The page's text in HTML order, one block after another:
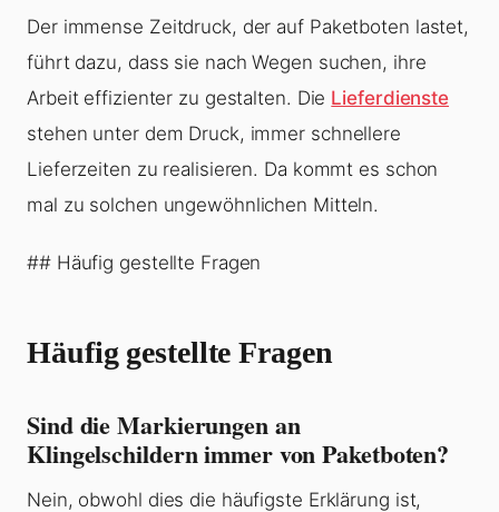
Der immense Zeitdruck, der auf Paketboten lastet,
führt dazu, dass sie nach Wegen suchen, ihre
Arbeit effizienter zu gestalten. Die Lieferdienste
stehen unter dem Druck, immer schnellere
Lieferzeiten zu realisieren. Da kommt es schon
mal zu solchen ungewöhnlichen Mitteln.
## Häufig gestellte Fragen
Häufig gestellte Fragen
Sind die Markierungen an
Klingelschildern immer von Paketboten?
Nein, obwohl dies die häufigste Erklärung ist,